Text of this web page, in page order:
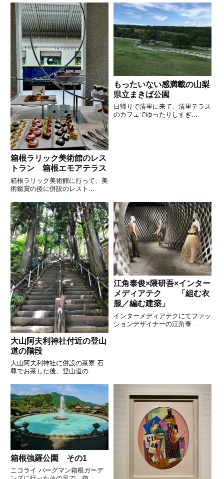
箱根ラリック美術館のレス
トラン 箱根エモアテラス
箱根ラリック美術館に行って、美
術鑑賞の後に併設のレスト...
もったいない感満載の山梨
県立まきば公園
日帰りで清里に来て、清里テラス
のカフェでゆったりしすぎ...
大山阿夫利神社付近の登山
道の階段
大山阿夫利神社に併設の茶寮 石
尊でお茶した後、登山道の...
江角泰俊×隈研吾×インター
メディアテク 「組む衣
服／編む建築」
インターメディアテクにてファッ
ションデザイナーの江角泰...
箱根強羅公園 その1
ニコライ バーグマン箱根ガーデ